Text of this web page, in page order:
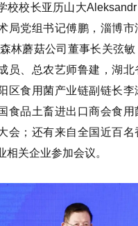
校校长亚历山大
局党组书记傅鹏，淄博
林蘑菇公司董事长关弦
员、总农艺师鲁建，湖
区食用菌产业链副链长
食品土畜进出口商会食
会；还有来自全国近百
相关企业参加会议。